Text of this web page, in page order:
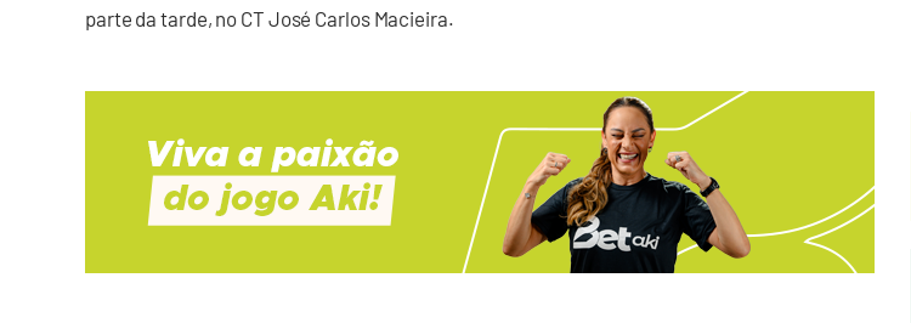
parte da tarde, no CT José Carlos Macieira.